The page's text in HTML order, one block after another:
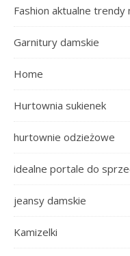
Fashion aktualne trendy
Garnitury damskie
Home
Hurtownia sukienek
hurtownie odzieżowe
idealne portale do
jeansy damskie
Kamizelki